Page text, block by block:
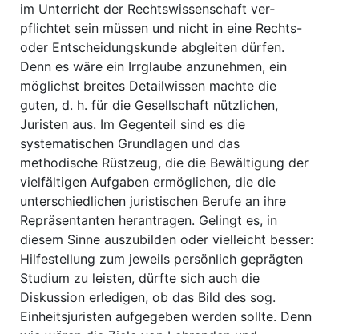
im Unterricht der Rechtswissenschaft ver­
pflichtet sein müssen und nicht in eine Rechts-
oder Entscheidungskunde abgleiten dürfen.
Denn es wäre ein Irrglaube anzunehmen, ein
möglichst breites Detailwissen machte die
guten, d. h. für die Gesellschaft nützlichen,
Juristen aus. Im Gegenteil sind es die
systematischen Grundlagen und das
methodische Rüstzeug, die die Bewältigung der
vielfältigen Aufgaben er­möglichen, die die
unterschiedlichen juristischen Berufe an ihre
Repräsentanten herantragen. Gelingt es, in
diesem Sinne auszubilden oder vielleicht besser:
Hilfestellung zum jeweils per­sönlich geprägten
Studium zu leisten, dürfte sich auch die
Diskussion erledigen, ob das Bild des sog.
Einheitsjuristen aufgegeben werden sollte. Denn